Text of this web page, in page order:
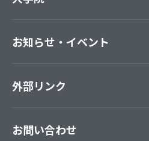
お知らせ・イベント
外部リンク
お問い合わせ